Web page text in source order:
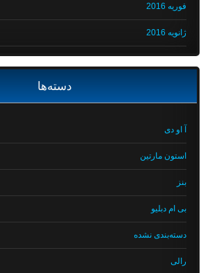
فوریه 2016
ژانویه 2016
دسته‌ها
آ او دی
استون مارتین
بی ام دبلیو
دسته‌بندی نشده
رالی